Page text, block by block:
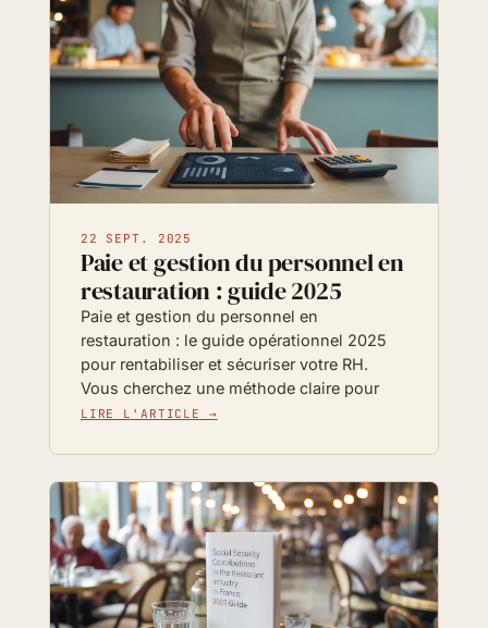
22 SEPT. 2025
Paie et gestion du personnel en
restauration : guide 2025
Paie et gestion du personnel en
restauration : le guide opérationnel 2025
pour rentabiliser et sécuriser votre RH.
Vous cherchez une méthode claire pour
LIRE L'ARTICLE →